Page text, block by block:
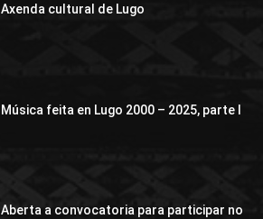
Axenda cultural de Lugo
Música feita en Lugo 2000 – 2025, parte I
Aberta a convocatoria para participar no